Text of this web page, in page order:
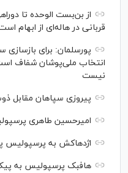
از بن‌بست الوحده تا
قربانی در هاله‌ای از ابهام
پورسلمان: برای بازسازی
انتخاب ملی‌پوشان شفاف
نیست
پیروزی سپاهان مقابل
امیرحسین طاهری
اژدهاکش به
هافبک پرسپولیس به